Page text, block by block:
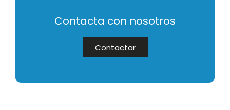
Contacta con nosotros
Contactar